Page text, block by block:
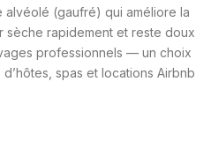
alvéolé (gaufré) qui améliore la
sèche rapidement et reste doux
professionnels — un choix
spas et locations Airbnb